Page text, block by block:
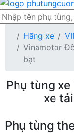
Hãng xe
Vinamotor
bạt
Phụ tùng
xe
Phụ tùng